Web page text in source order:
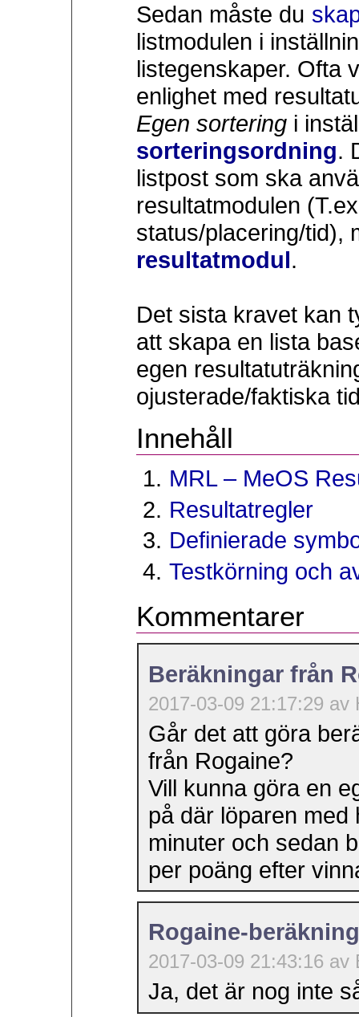
Sedan måste du
listmodulen i
listegenskaper. Ofta
enlighet med
Egen sortering i
sorteringsordning.
listpost som ska
resultatmodulen
status/placering/tid),
resultatmodul.
Det sista kravet kan
att skapa en lista
egen
ojusterade/faktiska
Innehåll
MRL – MeOS
Resultatregler
Definierade
Testkörning och
Kommentarer
Beräkningar från
2017-03-09 21:17:29 av
Går det att göra
från Rogaine?
Vill kunna göra en
på där löparen
minuter och sedan
per poäng efter
Rogaine-
2017-03-09 21:43:16 av
Ja, det är nog inte